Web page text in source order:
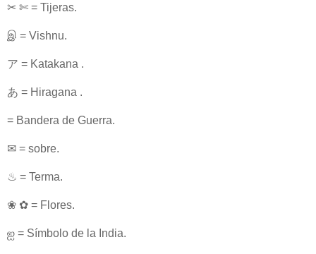
✂ ✄ = Tijeras.
இ = Vishnu.
ア = Katakana .
あ = Hiragana .
= Bandera de Guerra.
✉ = sobre.
♨ = Terma.
❀ ✿ = Flores.
ஐ = Símbolo de la India.